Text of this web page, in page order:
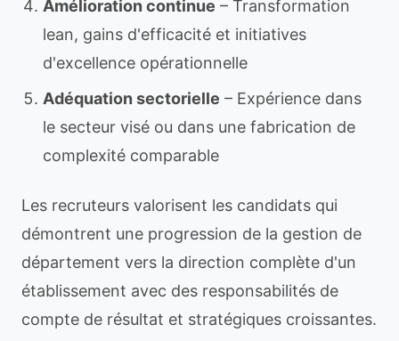
Amélioration continue – Transformation
lean, gains d'efficacité et initiatives
d'excellence opérationnelle
Adéquation sectorielle – Expérience dans
le secteur visé ou dans une fabrication de
complexité comparable
Les recruteurs valorisent les candidats qui
démontrent une progression de la gestion de
département vers la direction complète d'un
établissement avec des responsabilités de
compte de résultat et stratégiques croissantes.